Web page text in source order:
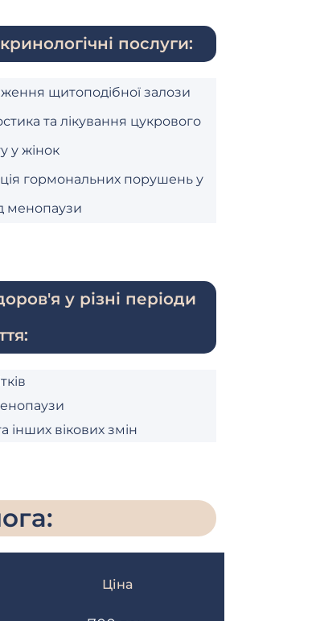
послуги:
щитоподібної залози
та лікування цукрового
у жінок
гормональних порушень у
менопаузи
у різні періоди
інших вікових змін
Ціна